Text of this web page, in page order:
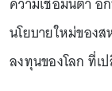
นโยบายใหม่ของ
ลงทุนของโลก ที่เ